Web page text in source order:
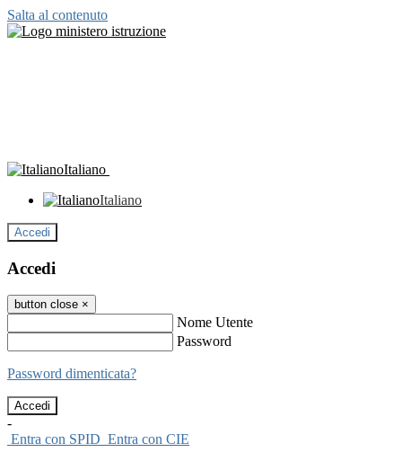
Salta al contenuto
Italiano
Italiano
Accedi
Accedi
button close ×
Nome Utente
Password
Password dimenticata?
-
Entra con SPID Entra con CIE